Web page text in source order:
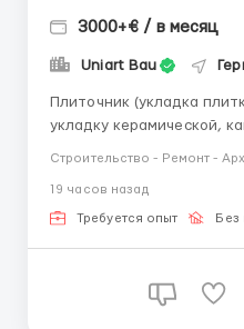
3000+€ / в месяц
Uniart Bau
Плиточник (укладка плитки) Плиточник
укладку керамической,
Основная работа в
на месте, приглашения
Строительство - Ремонт -
19 часов назад
Требуется опыт Без